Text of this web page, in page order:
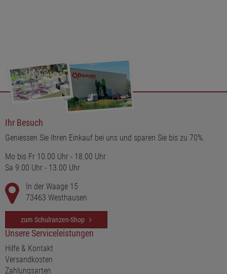
Ihr Besuch
Geniessen Sie Ihren Einkauf bei uns und sparen Sie bis zu 70%.
Mo bis Fr 10.00 Uhr - 18.00 Uhr
Sa 9.00 Uhr - 13.00 Uhr
In der Waage 15
73463 Westhausen
zum Schulranzen-Shop
Unsere Serviceleistungen
Hilfe & Kontakt
Versandkosten
Zahlungsarten